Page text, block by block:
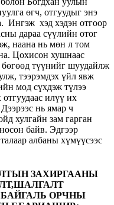
өгч, отгуудыг энэ
Ингэж хэд хэдэн отгоор
дараа сүүлийн отог
наана нь мөн л том
Цохисон хушнаас
бөгөөд түүнийг шуудайлж
тээрэмдэх үйл явж
мод сүхдэж түлээ
илүү их
нь ямар ч
хулгайн зам гарган
байв. Эдгээр
албаны хүмүүсээс
ЗАХИРГААНЫ
ОРЧНЫ